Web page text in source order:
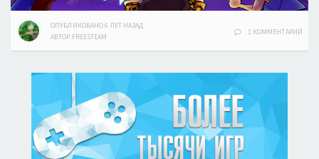
ОПУБЛИКОВАНО6 ЛЕТНАЗАД
АВТОР:FREESTEAM
1 КОММЕНТАРИЙ